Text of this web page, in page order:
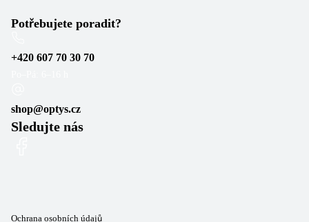
Potřebujete poradit?
+420 607 70 30 70
shop@optys.cz
Sledujte nás
Ochrana osobních údajů